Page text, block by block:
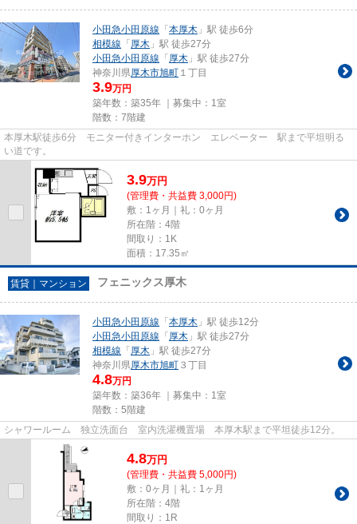
小田急小田原線 「本厚木 」駅 徒歩6分
相模線 「厚木 」駅 徒歩27分
小田急小田原線 「厚木 」駅 徒歩27分
神奈川県厚木市旭町 １丁目
3.9万円
築年数：築35年 ｜募集中： 1室
階数：7階建
本厚木駅徒歩6分 モニター付きインターホン エレベーター 駅まで平坦明る
い道です。
3.9万円
(管理費・共益費 3,000円)
敷：1ヶ月｜礼：0ヶ月
所在階：4階
間取り：1K
面積：17.35㎡
賃貸｜マンション フェニックス厚木
小田急小田原線 「本厚木 」駅 徒歩12分
小田急小田原線 「厚木 」駅 徒歩27分
相模線 「厚木 」駅 徒歩27分
神奈川県厚木市旭町 ３丁目
4.8万円
築年数：築36年 ｜募集中： 1室
階数：5階建
シャワールーム 独立洗面台 室内洗濯機置場 本厚木駅まで平坦徒歩12分。
4.8万円
(管理費・共益費 5,000円)
敷：0ヶ月｜礼：1ヶ月
所在階：4階
間取り：1R